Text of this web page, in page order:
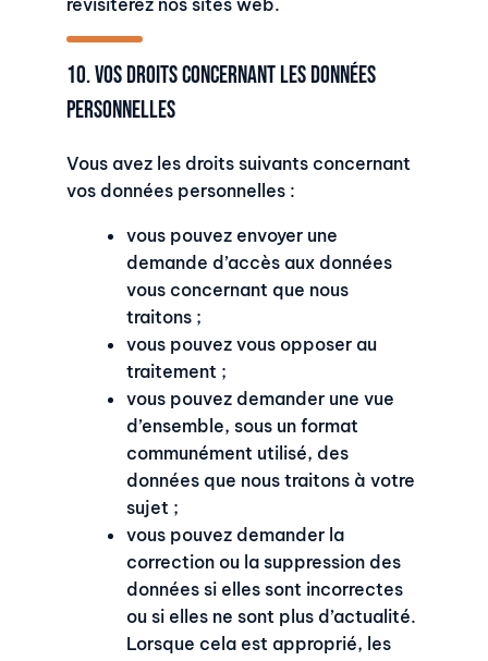
revisiterez nos sites web.
10. Vos droits concernant les données
personnelles
Vous avez les droits suivants concernant
vos données personnelles :
vous pouvez envoyer une
demande d’accès aux données
vous concernant que nous
traitons ;
vous pouvez vous opposer au
traitement ;
vous pouvez demander une vue
d’ensemble, sous un format
communément utilisé, des
données que nous traitons à votre
sujet ;
vous pouvez demander la
correction ou la suppression des
données si elles sont incorrectes
ou si elles ne sont plus d’actualité.
Lorsque cela est approprié, les